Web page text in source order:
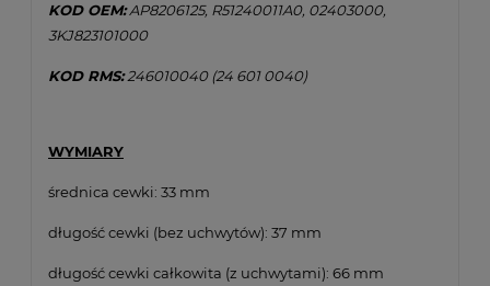
KOD OEM:AP8206125, R51240011A0, 02403000,
3KJ823101000
KOD RMS:246010040 (24 601 0040)
WYMIARY
średnica cewki: 33 mm
długość cewki (bez uchwytów): 37 mm
długość cewki całkowita (z uchwytami): 66 mm